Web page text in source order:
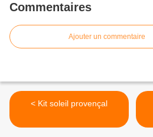
Commentaires
Ajouter un commentaire
< Kit soleil provençal